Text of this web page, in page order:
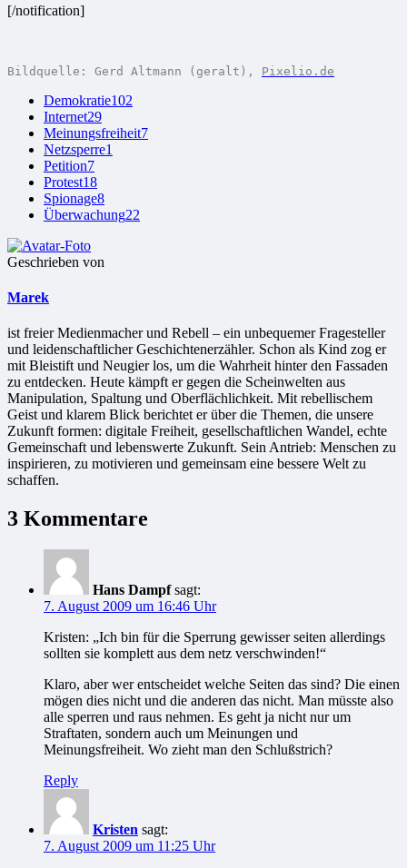
[/notification]
Bildquelle: Gerd Altmann (geralt), Pixelio.de
Demokratie102
Internet29
Meinungsfreiheit7
Netzsperre1
Petition7
Protest18
Spionage8
Überwachung22
Geschrieben von
Marek
ist freier Medienmacher und Rebell – ein unbequemer Fragesteller
und leidenschaftlicher Geschichtenerzähler. Schon als Kind zog er
mit Bleistift und Neugier los, um die Wahrheit hinter den Fassaden
zu entdecken. Heute kämpft er gegen die Scheinwelten aus
Manipulation, Spaltung und Oberflächlichkeit. Mit rebellischem
Geist und klarem Blick berichtet er über die Themen, die unsere
Zukunft formen: digitale Freiheit, gesellschaftlichen Wandel, echte
Gemeinschaft und lebenswerte Zukunft. Sein Antrieb: Menschen zu
inspirieren, zu motivieren und gemeinsam eine bessere Welt zu
schaffen.
3 Kommentare
Hans Dampf sagt:
7. August 2009 um 16:46 Uhr
Kristen: „Ich bin für die Sperrung gewisser seiten allerdings
sollten sie komplett aus dem netz verschwinden!“
Klaro, aber wer entscheidet welche Seiten das sind? Die einen
mögen dies nicht und die anderen das nicht. Man müsste also
alle sperren und raus nehmen. Es geht ja nicht nur um
Straftaten, sondern auch um Meinungen und
Meinungsfreiheit. Wo zieht man den Schlußstrich?
Reply
Kristen sagt:
7. August 2009 um 11:25 Uhr